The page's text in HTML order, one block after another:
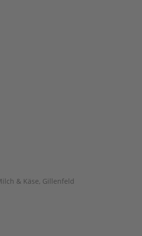
& Käse, Gillenfeld